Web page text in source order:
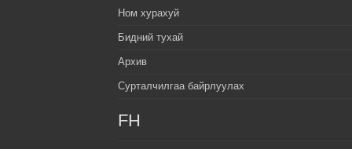
Ном хурахуй
Бидний тухай
Архив
Сурталчилгаа байрлуулах
FH